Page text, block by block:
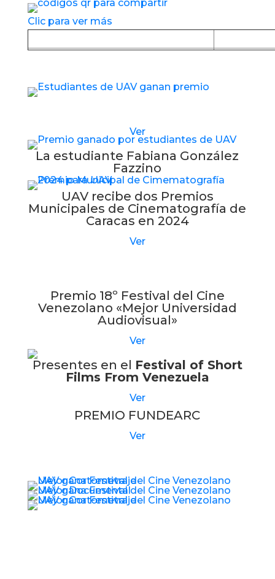
Clic para ver más
Ver
La estudiante Fabiana González
Fazzino
UAV recibe dos Premios
Municipales de Cinematografía de
Caracas en 2024
Ver
Premio 18º Festival del Cine
Venezolano «Mejor Universidad
Audiovisual»
Ver
Presentes en el Festival of Short
Films From Venezuela
Ver
PREMIO FUNDEARC
Ver